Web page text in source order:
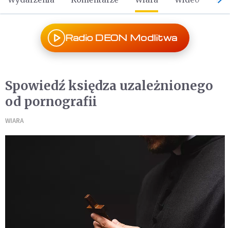
Radio DEON Modlitwa
Spowiedź księdza uzależnionego
od pornografii
WIARA